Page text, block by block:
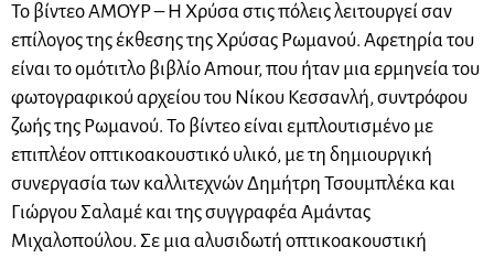
Το βίντεο ΑΜΟΥΡ – Η Χρύσα στις πόλεις λειτουργεί σαν
επίλογος της έκθεσης της Χρύσας Ρωμανού. Αφετηρία του
είναι το ομότιτλο βιβλίο Amour, που ήταν μια ερμηνεία του
φωτογραφικού αρχείου του Νίκου Κεσσανλή, συντρόφου
ζωής της Ρωμανού. Το βίντεο είναι εμπλουτισμένο με
επιπλέον οπτικοακουστικό υλικό, με τη δημιουργική
συνεργασία των καλλιτεχνών Δημήτρη Τσουμπλέκα και
Γιώργου Σαλαμέ και της συγγραφέα Αμάντας
Μιχαλοπούλου. Σε μια αλυσιδωτή οπτικοακουστική